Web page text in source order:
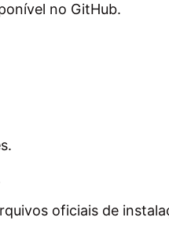
no GitHub.
oficiais de